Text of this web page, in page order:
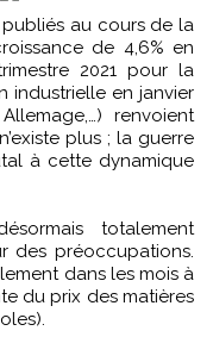
de 4,6% en
2021 pour la
industrielle en janvier
renvoient
plus ; la guerre
à cette dynamique
totalement
des préoccupations.
dans les mois à
du prix des matières